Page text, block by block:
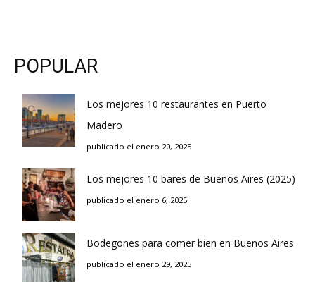
POPULAR
Los mejores 10 restaurantes en Puerto
Madero
publicado el enero 20, 2025
Los mejores 10 bares de Buenos Aires (2025)
publicado el enero 6, 2025
Bodegones para comer bien en Buenos Aires
publicado el enero 29, 2025